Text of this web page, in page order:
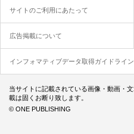
サイトのご利用にあたって
広告掲載について
インフォマティブデータ取得ガイドライン
当サイトに記載されている画像・動画・
載は固くお断り致します。
© ONE PUBLISHING